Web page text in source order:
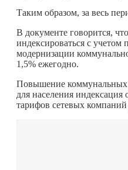
Таким образом, за весь
В документе говорится,
индексироваться с
модернизации
1,5% ежегодно.
Повышение коммунальных
для населения
тарифов сетевых